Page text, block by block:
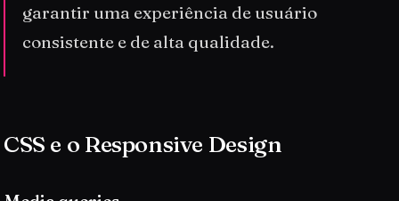
garantir uma experiência de usuário
consistente e de alta qualidade.
CSS e o Responsive Design